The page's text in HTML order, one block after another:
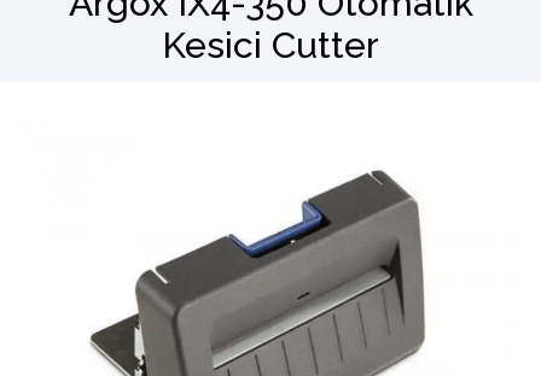
Barkod OkuyucuKesici Cutter